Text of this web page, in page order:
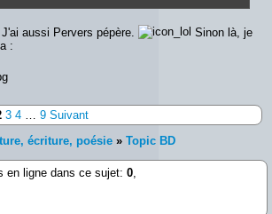
aussi Pervers pépère.
Sinon là, je
:
3 4 … 9 Suivant
écriture, poésie » Topic BD
en ligne dans ce sujet: 0,